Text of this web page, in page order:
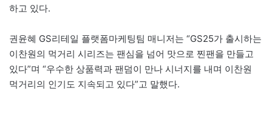
하고 있다.
권윤혜 GS리테일 플랫폼마케팅팀 매니저는 “GS25가 출시하는
이찬원의 먹거리 시리즈는 팬심을 넘어 맛으로 찐팬을 만들고
있다”며 “우수한 상품력과 팬덤이 만나 시너지를 내며 이찬원
먹거리의 인기도 지속되고 있다”고 말했다.